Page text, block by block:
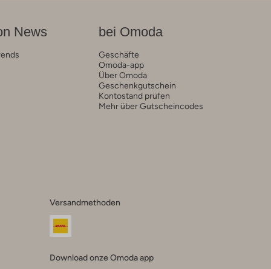
News bei Omoda
Geschäfte
Omoda-app
Über Omoda
Geschenkgutschein
Kontostand prüfen
Mehr über Gutscheincodes
Versandmethoden
Download onze Omoda app